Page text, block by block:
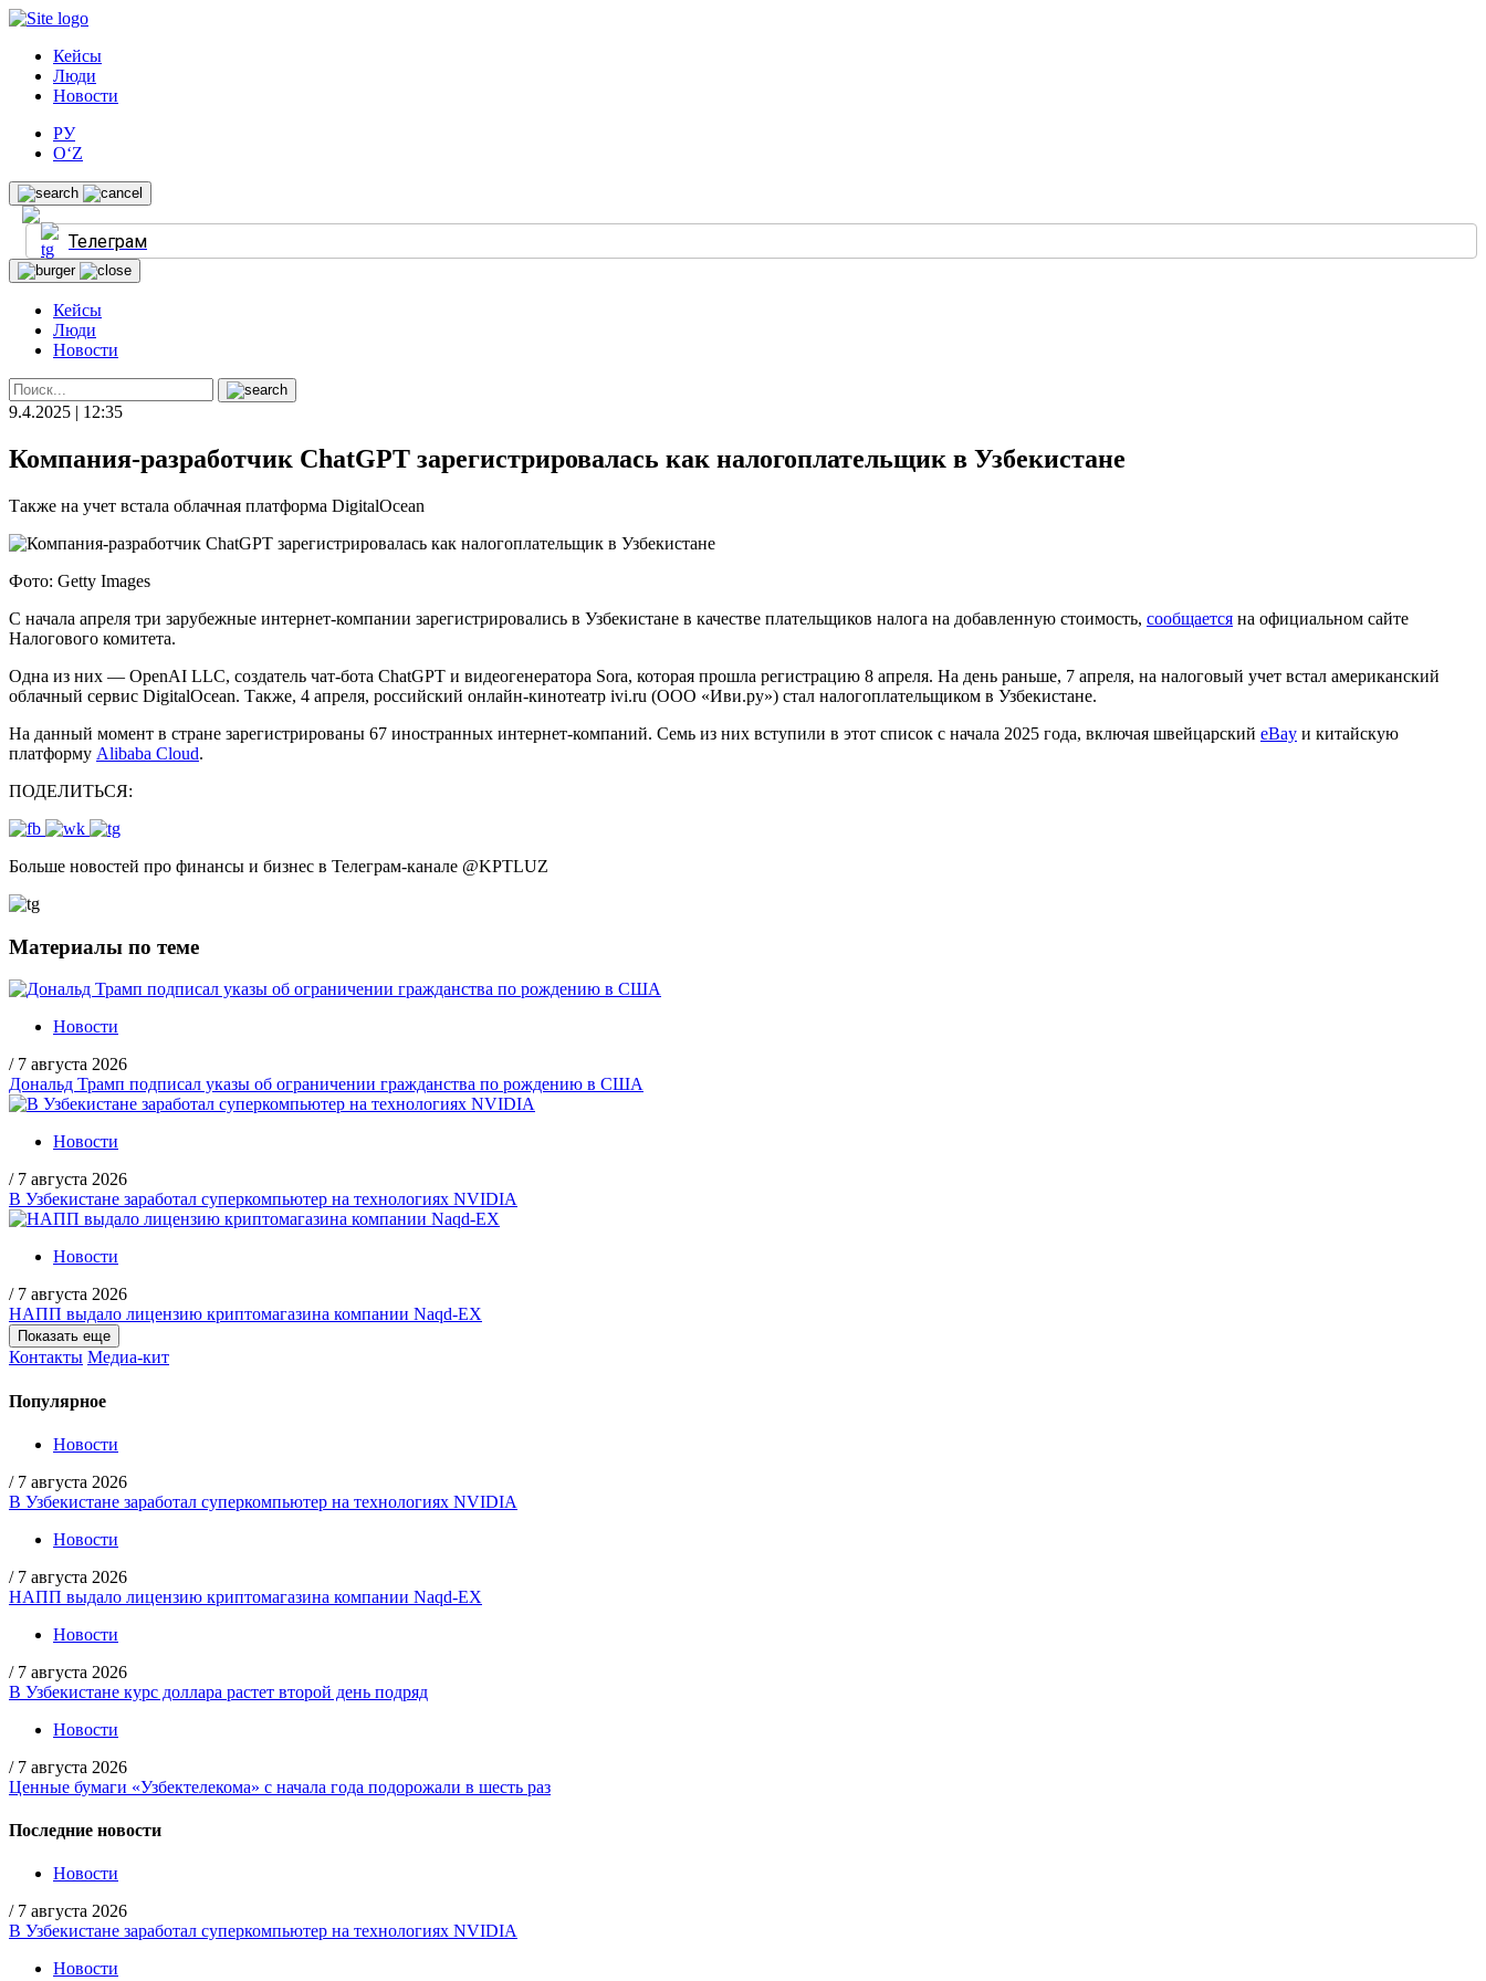
Кейсы
Люди
Новости
РУ
O‘Z
Телеграм
Кейсы
Люди
Новости
9.4.2025 | 12:35
Компания-разработчик ChatGPT зарегистрировалась как налогоплательщик в Узбекистане
Также на учет встала облачная платформа DigitalOcean
Фото: Getty Images
С начала апреля три зарубежные интернет-компании зарегистрировались в Узбекистане в качестве плательщиков налога на добавленную стоимость, сообщается на официальном сайте
Налогового комитета.
Одна из них — OpenAI LLC, создатель чат-бота ChatGPT и видеогенератора Sora, которая прошла регистрацию 8 апреля. На день раньше, 7 апреля, на налоговый учет встал американский
облачный сервис DigitalOcean. Также, 4 апреля, российский онлайн-кинотеатр ivi.ru (ООО «Иви.ру») стал налогоплательщиком в Узбекистане.
На данный момент в стране зарегистрированы 67 иностранных интернет-компаний. Семь из них вступили в этот список с начала 2025 года, включая швейцарский eBay и китайскую
платформу Alibaba Cloud.
ПОДЕЛИТЬСЯ:
Больше новостей про финансы и бизнес в Телеграм-канале @KPTLUZ
Материалы по теме
Новости
/ 7 августа 2026
Дональд Трамп подписал указы об ограничении гражданства по рождению в США
Новости
/ 7 августа 2026
В Узбекистане заработал суперкомпьютер на технологиях NVIDIA
Новости
/ 7 августа 2026
НАПП выдало лицензию криптомагазина компании Naqd-EX
Показать еще
Контакты Медиа-кит
Популярное
Новости
/ 7 августа 2026
В Узбекистане заработал суперкомпьютер на технологиях NVIDIA
Новости
/ 7 августа 2026
НАПП выдало лицензию криптомагазина компании Naqd-EX
Новости
/ 7 августа 2026
В Узбекистане курс доллара растет второй день подряд
Новости
/ 7 августа 2026
Ценные бумаги «Узбектелекома» с начала года подорожали в шесть раз
Последние новости
Новости
/ 7 августа 2026
В Узбекистане заработал суперкомпьютер на технологиях NVIDIA
Новости